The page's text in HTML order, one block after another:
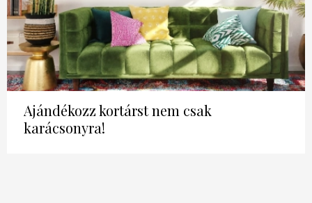
Ajándékozz kortárst nem csak
karácsonyra!